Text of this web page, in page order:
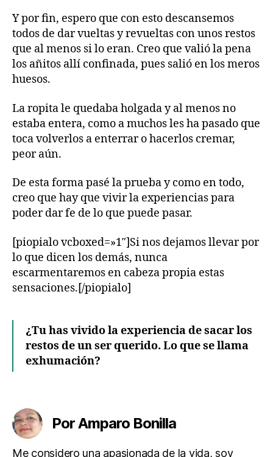
Y por fin, espero que con esto descansemos
todos de dar vueltas y revueltas con unos restos
que al menos si lo eran. Creo que valió la pena
los añitos allí confinada, pues salió en los meros
huesos.
La ropita le quedaba holgada y al menos no
estaba entera, como a muchos les ha pasado que
toca volverlos a enterrar o hacerlos cremar,
peor aún.
De esta forma pasé la prueba y como en todo,
creo que hay que vivir la experiencias para
poder dar fe de lo que puede pasar.
[piopialo vcboxed=»1″]Si nos dejamos llevar por
lo que dicen los demás, nunca
escarmentaremos en cabeza propia estas
sensaciones.[/piopialo]
¿Tu has vivido la experiencia de sacar los
restos de un ser querido. Lo que se llama
exhumación?
A
n
d
o
t
n
m
i
p
Por Amparo Bonilla
Me considero una apasionada de la vida, soy